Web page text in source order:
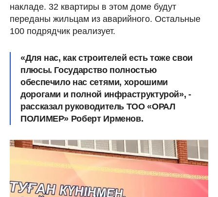
накладе. 32 квартиры в этом доме будут
переданы жильцам из аварийного. Остальные
100 подрядчик реализует.
«Для нас, как строителей есть тоже свои
плюсы. Государство полностью
обеспечило нас сетями, хорошими
дорогами и полной инфраструктурой», -
рассказал руководитель ТОО «ОРАЛ
ПОЛИМЕР» Роберт Ирменов.